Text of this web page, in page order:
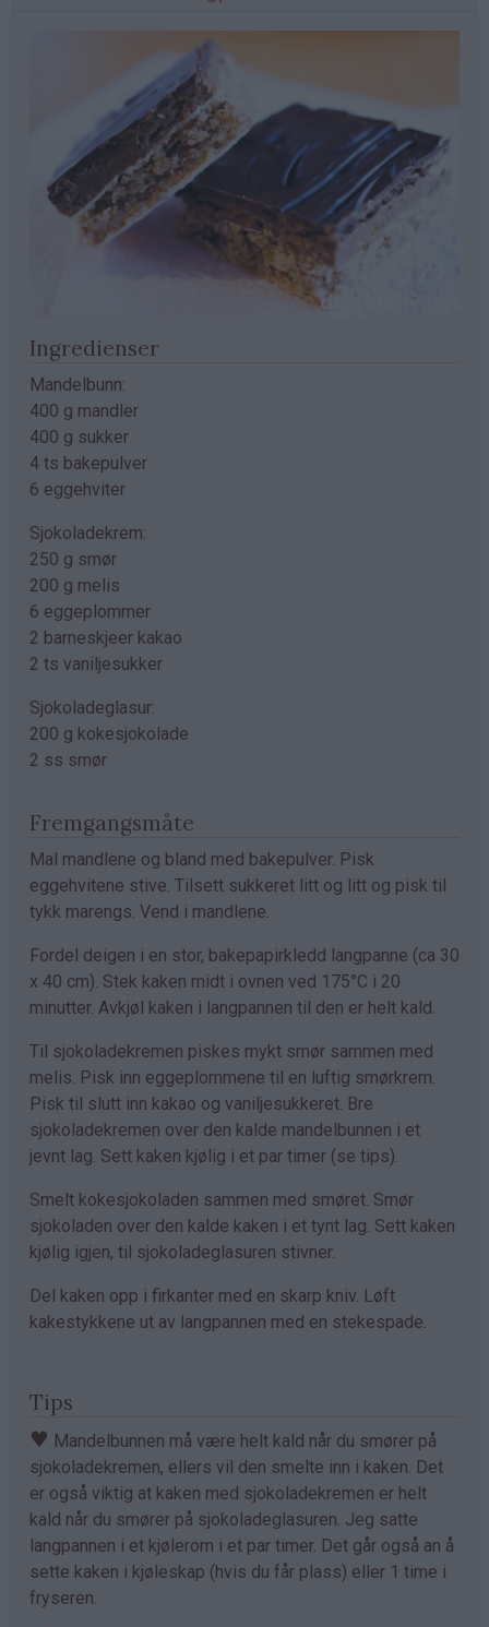
Ingredienser
Mandelbunn:
400 g mandler
400 g sukker
4 ts bakepulver
6 eggehviter
Sjokoladekrem:
250 g smør
200 g melis
6 eggeplommer
2 barneskjeer kakao
2 ts vaniljesukker
Sjokoladeglasur:
200 g kokesjokolade
2 ss smør
Fremgangsmåte
Mal mandlene og bland med bakepulver. Pisk
eggehvitene stive. Tilsett sukkeret litt og litt og pisk til
tykk marengs. Vend i mandlene.
Fordel deigen i en stor, bakepapirkledd langpanne (ca 30
x 40 cm). Stek kaken midt i ovnen ved 175°C i 20
minutter. Avkjøl kaken i langpannen til den er helt kald.
Til sjokoladekremen piskes mykt smør sammen med
melis. Pisk inn eggeplommene til en luftig smørkrem.
Pisk til slutt inn kakao og vaniljesukkeret. Bre
sjokoladekremen over den kalde mandelbunnen i et
jevnt lag. Sett kaken kjølig i et par timer (se tips).
Smelt kokesjokoladen sammen med smøret. Smør
sjokoladen over den kalde kaken i et tynt lag. Sett kaken
kjølig igjen, til sjokoladeglasuren stivner.
Del kaken opp i firkanter med en skarp kniv. Løft
kakestykkene ut av langpannen med en stekespade.
Tips
♥ Mandelbunnen må være helt kald når du smører på
sjokoladekremen, ellers vil den smelte inn i kaken. Det
er også viktig at kaken med sjokoladekremen er helt
kald når du smører på sjokoladeglasuren. Jeg satte
langpannen i et kjølerom i et par timer. Det går også an å
sette kaken i kjøleskap (hvis du får plass) eller 1 time i
fryseren.